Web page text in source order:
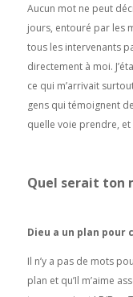
Aucun mot ne peut
jours, entouré par les
tous les intervenants
directement à moi.
ce qui m’arrivait
gens qui témoignent
quelle voie prendre, et
Quel serait ton
Dieu a un plan pour
Il n’y a pas de mots
plan et qu’Il m’aime